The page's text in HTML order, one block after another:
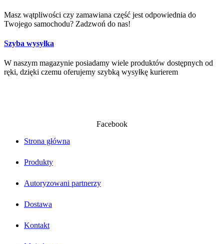
Masz wątpliwości czy zamawiana część jest odpowiednia do
Twojego samochodu? Zadzwoń do nas!
Szyba wysyłka
W naszym magazynie posiadamy wiele produktów dostępnych od
ręki, dzięki czemu oferujemy szybką wysyłkę kurierem
Facebook
Strona główna
Produkty
Autoryzowani partnerzy
Dostawa
Kontakt